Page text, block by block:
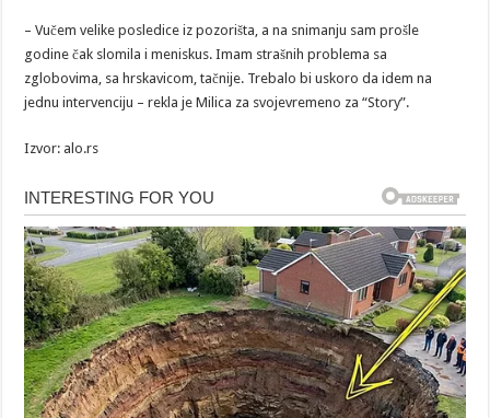
– Vučem velike posledice iz pozorišta, a na snimanju sam prošle
godine čak slomila i meniskus. Imam strašnih problema sa
zglobovima, sa hrskavicom, tačnije. Trebalo bi uskoro da idem na
jednu intervenciju – rekla je Milica za svojevremeno za “Story”.
Izvor: alo.rs